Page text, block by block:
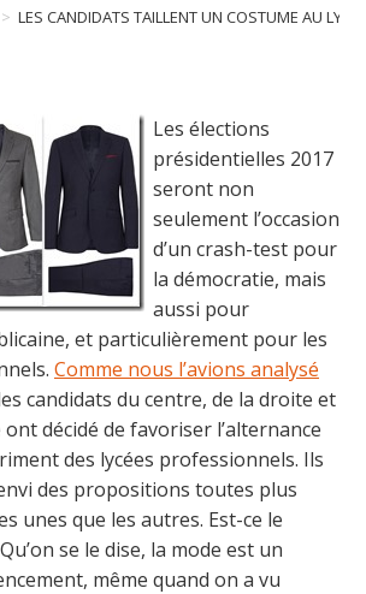
> LES CANDIDATS TAILLENT UN COSTUME AU
Les élections
présidentielles 2017
seront non
seulement l’occasion
d’un crash-test pour
la démocratie, mais
aussi pour
et particulièrement pour les
Comme nous l’avions analysé
candidats du centre, de la droite et
décidé de favoriser l’alternance
des lycées professionnels. Ils
des propositions toutes plus
unes que les autres. Est-ce le
se le dise, la mode est un
même quand on a vu